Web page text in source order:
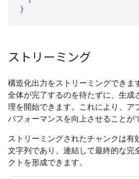
}
ストリーミング
構造化出力をストリーミングできま
全体が完了するのを待たずに、生成
理を開始できます。これにより、ア
パフォーマンスを向上させることが
ストリーミングされたチャンクは有
文字列であり、連結して最終的な完
クトを形成できます。